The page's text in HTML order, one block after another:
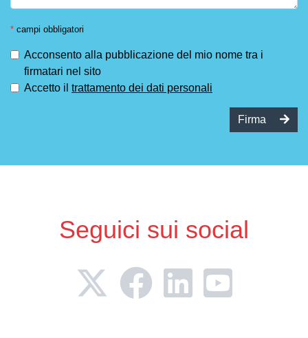
* campi obbligatori
Acconsento alla pubblicazione del mio nome tra i
firmatari nel sito
Accetto il trattamento dei dati personali
Firma
Seguici sui social